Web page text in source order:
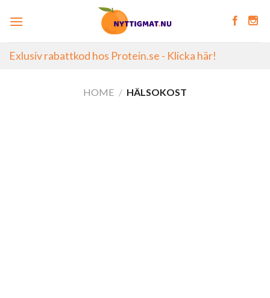
Exlusiv rabattkod hos Protein.se - Klicka här!
HOME / HÄLSOKOST